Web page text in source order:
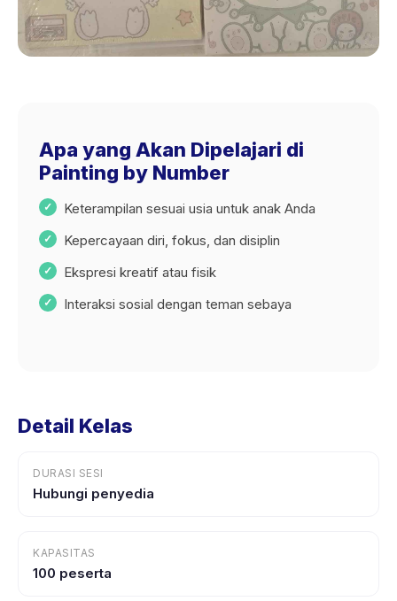
Apa yang Akan Dipelajari di
Painting by Number
Keterampilan sesuai usia untuk anak Anda
Kepercayaan diri, fokus, dan disiplin
Ekspresi kreatif atau fisik
Interaksi sosial dengan teman sebaya
Detail Kelas
DURASI SESI
Hubungi penyedia
KAPASITAS
100 peserta